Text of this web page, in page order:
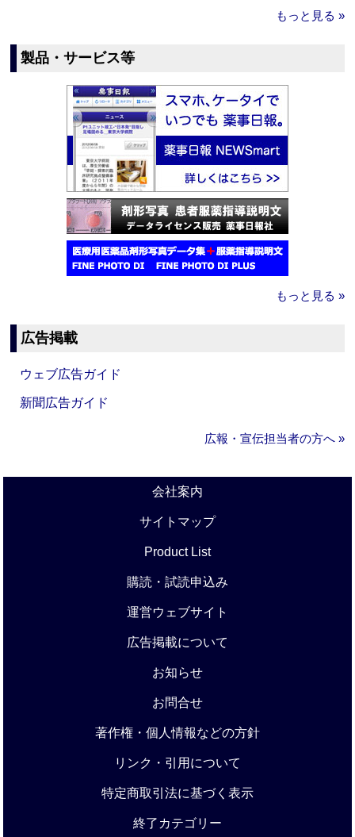
もっと見る »
製品・サービス等
もっと見る »
広告掲載
ウェブ広告ガイド
新聞広告ガイド
広報・宣伝担当者の方へ »
会社案内
サイトマップ
Product List
購読・試読申込み
運営ウェブサイト
広告掲載について
お知らせ
お問合せ
著作権・個人情報などの方針
リンク・引用について
特定商取引法に基づく表示
終了カテゴリー